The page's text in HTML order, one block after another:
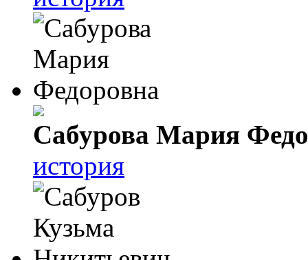
Сабурова Мария
история